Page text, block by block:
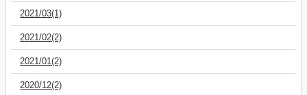
2021/03(1)
2021/02(2)
2021/01(2)
2020/12(2)